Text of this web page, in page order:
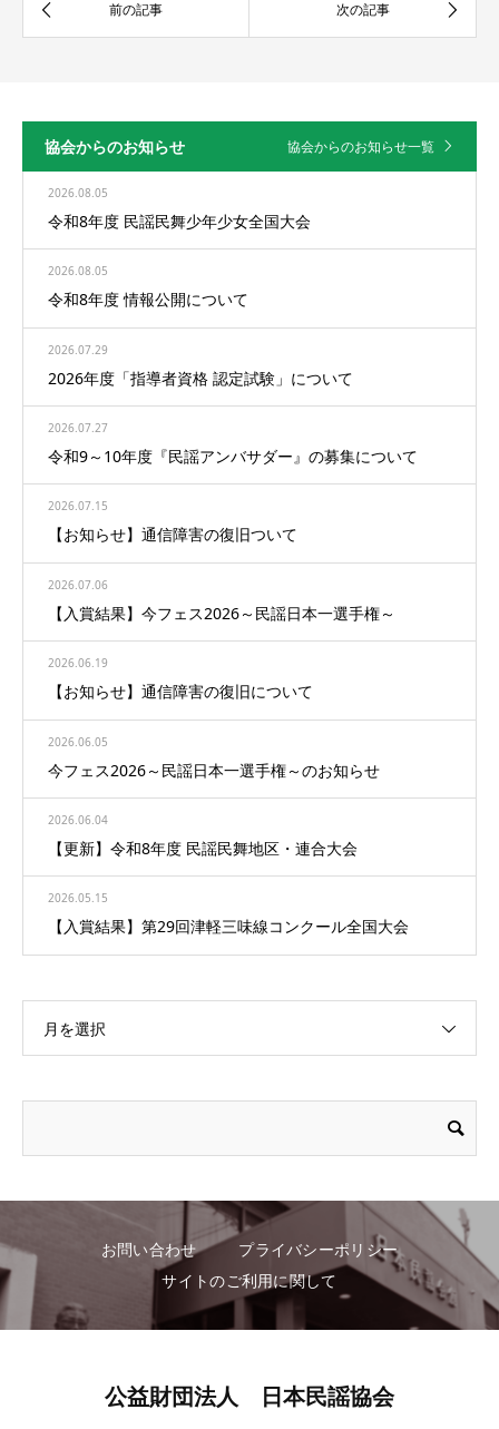
協会からのお知らせ 協会からのお知らせ一覧
2026.08.05
令和8年度 民謡民舞少年少女全国大会
2026.08.05
令和8年度 情報公開について
2026.07.29
2026年度「指導者資格 認定試験」について
2026.07.27
令和9～10年度『民謡アンバサダー』の募集について
2026.07.15
【お知らせ】通信障害の復旧ついて
2026.07.06
【入賞結果】今フェス2026～民謡日本一選手権～
2026.06.19
【お知らせ】通信障害の復旧について
2026.06.05
今フェス2026～民謡日本一選手権～のお知らせ
2026.06.04
【更新】令和8年度 民謡民舞地区・連合大会
2026.05.15
【入賞結果】第29回津軽三味線コンクール全国大会
月を選択
お問い合わせ
プライバシーポリシー
サイトのご利用に関して
公益財団法人 日本民謡協会